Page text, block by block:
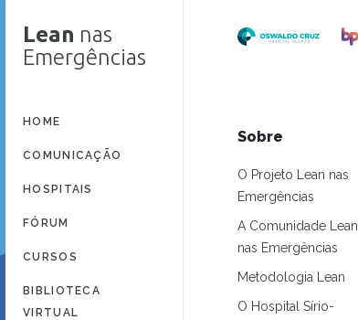
Lean nas
Emergências
HOME
COMUNICAÇÃO
HOSPITAIS
FÓRUM
CURSOS
BIBLIOTECA
VIRTUAL
Sobre
O Projeto Lean nas
Emergências
A Comunidade Lean
nas Emergências
Metodologia Lean
O Hospital Sírio-